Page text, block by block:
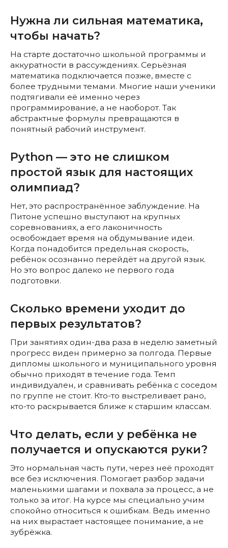
Нужна ли сильная математика,
чтобы начать?
На старте достаточно школьной программы и
аккуратности в рассуждениях. Серьёзная
математика подключается позже, вместе с
более трудными темами. Многие наши ученики
подтягивали её именно через
программирование, а не наоборот. Так
абстрактные формулы превращаются в
понятный рабочий инструмент.
Python — это не слишком
простой язык для настоящих
олимпиад?
Нет, это распространённое заблуждение. На
Питоне успешно выступают на крупных
соревнованиях, а его лаконичность
освобождает время на обдумывание идеи.
Когда понадобится предельная скорость,
ребёнок осознанно перейдёт на другой язык.
Но это вопрос далеко не первого года
подготовки.
Сколько времени уходит до
первых результатов?
При занятиях один-два раза в неделю заметный
прогресс виден примерно за полгода. Первые
дипломы школьного и муниципального уровня
обычно приходят в течение года. Темп
индивидуален, и сравнивать ребёнка с соседом
по группе не стоит. Кто-то выстреливает рано,
кто-то раскрывается ближе к старшим классам.
Что делать, если у ребёнка не
получается и опускаются руки?
Это нормальная часть пути, через неё проходят
все без исключения. Помогает разбор задачи
маленькими шагами и похвала за процесс, а не
только за итог. На курсе мы специально учим
спокойно относиться к ошибкам. Ведь именно
на них вырастает настоящее понимание, а не
зубрёжка.